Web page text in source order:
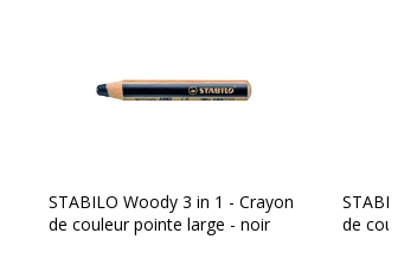
STABILO Woody 3 in 1 - Crayon
de couleur pointe large - noir
de